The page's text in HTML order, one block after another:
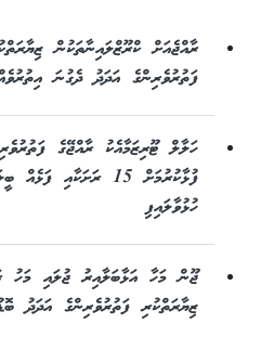
ރާއްޖެއަށް ކްރޫޒްލައިނާތަކުން
ފަތުރުވެރިންގެ އަދަދު ދެގުނަ
ހަލާލް ޓޫރިޒަމާއެކު ރާއްޖޭގެ
ފުޅާކުރުމަށް 15 ރަށަކާއި
ހުޅުވާލައިފި
ޖޫން މަހާ އަޅާބަލާއިރު ޖުލައި މަހު
ޒިޔާރަތްކުރި ފަތުރުވެރިންގެ އަދަދު